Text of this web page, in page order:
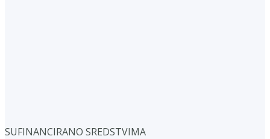
SUFINANCIRANO SREDSTVIMA